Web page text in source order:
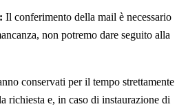
Il conferimento della mail è necessario
non potremo dare seguito alla
conservati per il tempo strettamente
richiesta e, in caso di instaurazione di